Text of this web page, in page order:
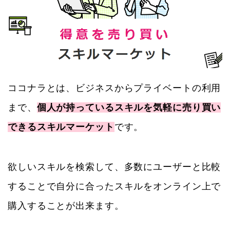
ココナラとは、ビジネスからプライベートの利用
まで、 個人が持っているスキルを気軽に売り買い
できるスキルマーケット です。
欲しいスキルを検索して、多数にユーザーと比較
することで自分に合ったスキルをオンライン上で
購入することが出来ます。